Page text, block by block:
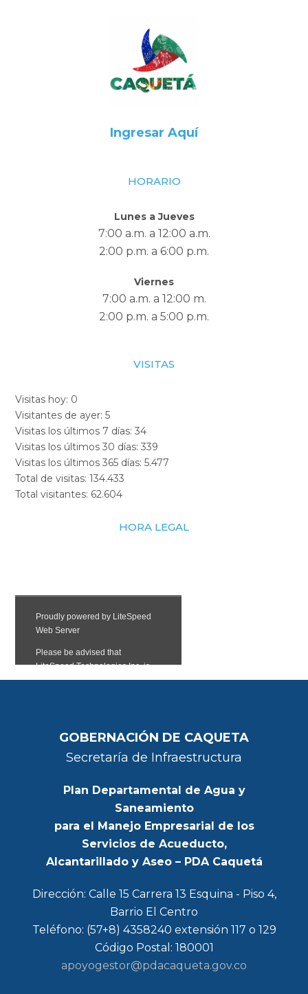
Ingresar Aquí
HORARIO
Lunes a Jueves
7:00 a.m. a 12:00 a.m.
2:00 p.m. a 6:00 p.m.
Viernes
7:00 a.m. a 12:00 m.
2:00 p.m. a 5:00 p.m.
VISITAS
Visitas hoy: 0
Visitantes de ayer:5
Visitas los últimos 7 días:34
Visitas los últimos 30 días:339
Visitas los últimos 365 días:5.477
Total de visitas:134.433
Total visitantes: 62.604
HORA LEGAL
GOBERNACIÓN DE CAQUETA
Secretaría de Infraestructura
Plan Departamental de Agua y
Saneamiento
para el Manejo Empresarial de los
Servicios de Acueducto,
Alcantarillado y Aseo – PDA Caquetá
Dirección: Calle 15 Carrera 13 Esquina - Piso 4,
Barrio El Centro
Teléfono: (57+8) 4358240 extensión 117 o 129
Código Postal: 180001
apoyogestor@pdacaqueta.gov.co